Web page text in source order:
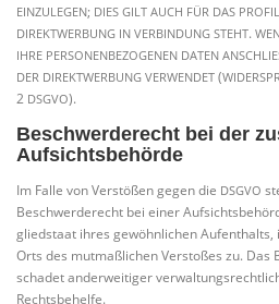
EINZULEGEN; DIES GILT AUCH FÜR DAS
DIREKTWERBUNG IN VERBINDUNG STEHT.
IHRE PERSONENBEZOGENEN DATEN
DER DIREKTWERBUNG VERWENDET (
2 DSGVO).
Beschwerde­recht bei der
Aufsichtsbehörde
Im Fal­le von Ver­stö­ßen gegen die DSGVO
Beschwer­de­recht bei einer
glied­staat ihres gewöhn­li­chen
Orts des mut­maß­li­chen Ver­sto­ßes zu.
scha­det ander­wei­ti­ger
Rechtsbehelfe.